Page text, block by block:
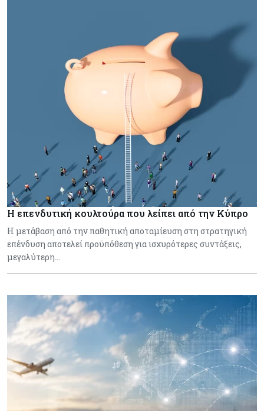
Η επενδυτική κουλτούρα που λείπει από την Κύπρο
Η μετάβαση από την παθητική αποταμίευση στη στρατηγική
επένδυση αποτελεί προϋπόθεση για ισχυρότερες συντάξεις,
μεγαλύτερη…